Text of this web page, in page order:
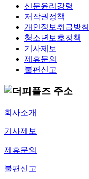
신문윤리강령
저작권정책
개인정보취급방침
청소년보호정책
기사제보
제휴문의
불편신고
회사소개
기사제보
제휴문의
불편신고